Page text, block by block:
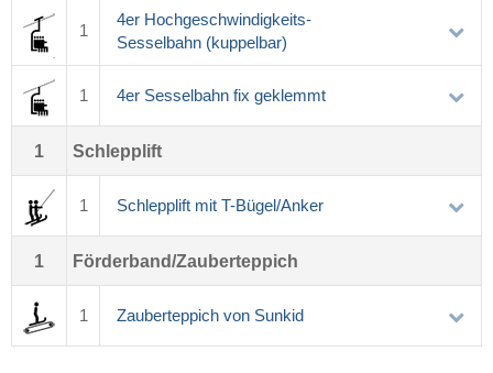
1
4er Hochgeschwindigkeits-
Sesselbahn (kuppelbar)
1 4er Sesselbahn fix geklemmt
1 Schlepplift
1 Schlepplift mit T-Bügel/Anker
1 Förderband/Zauberteppich
1 Zauberteppich von Sunkid